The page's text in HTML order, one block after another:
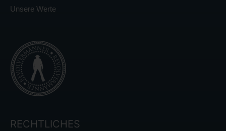
Unsere Werte
RECHTLICHES